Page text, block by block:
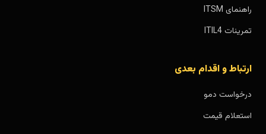
راهنمای ITSM
تمرینات ITIL4
ارتباط و اقدام بعدی
درخواست دمو
استعلام قیمت